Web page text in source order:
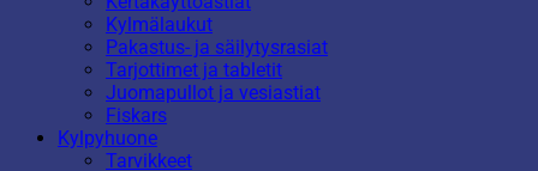
Kylmälaukut
Pakastus- ja säilytysrasiat
Tarjottimet ja tabletit
Juomapullot ja vesiastiat
Fiskars
Kylpyhuone
Tarvikkeet